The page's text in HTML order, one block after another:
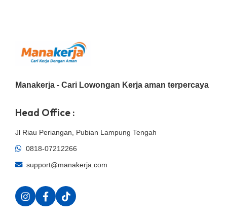
Manakerja - Cari Lowongan Kerja aman terpercaya
Head Office :
Jl Riau Periangan, Pubian Lampung Tengah
0818-07212266
support@manakerja.com